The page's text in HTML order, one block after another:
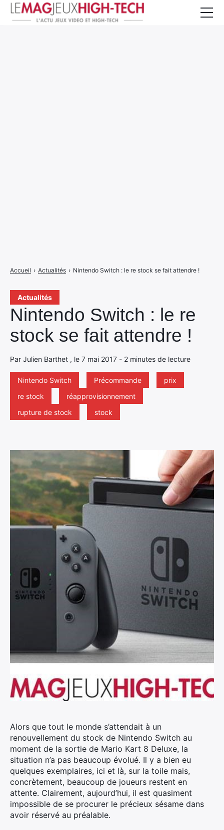
Actualités
Nintendo Switch : le re
stock se fait attendre !
Par Julien Barthet , le 7 mai 2017 - 2 minutes de lecture
Nintendo Switch Précommande
prix
re stock
réapprovisionnement
rupture de stock
stock
Accueil › Actualités › Nintendo Switch : le re stock se fait attendre !
Alors que tout le monde s’attendait à un
renouvellement du stock de Nintendo Switch au
moment de la sortie de Mario Kart 8 Deluxe, la
situation n’a pas beaucoup évolué. Il y a bien eu
quelques exemplaires, ici et là, sur la toile mais,
concrètement, beaucoup de joueurs restent en
attente. Clairement, aujourd’hui, il est quasiment
impossible de se procurer le précieux sésame dans
avoir réservé au préalable.